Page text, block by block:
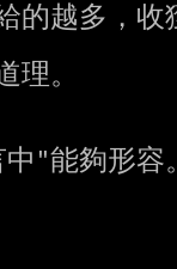
的越多，
理。
"能夠形容。